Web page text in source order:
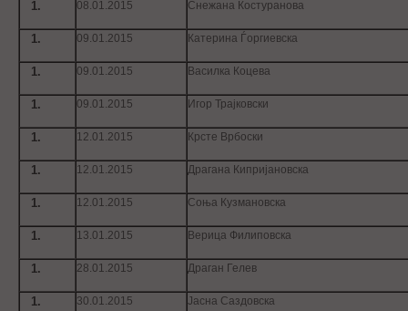
08.01.2015 Снежана Костуранова
09.01.2015 Катерина Ѓоргиевска
09.01.2015 Василка Коцева
09.01.2015 Игор Трајковски
12.01.2015 Крсте Врбоски
12.01.2015 Драгана Кипријановска
12.01.2015 Соња Кузмановска
13.01.2015 Верица Филиповска
28.01.2015 Драган Гелев
30.01.2015 Јасна Саздовска